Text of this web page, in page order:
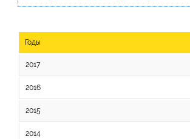
Годы
2017
2016
2015
2014